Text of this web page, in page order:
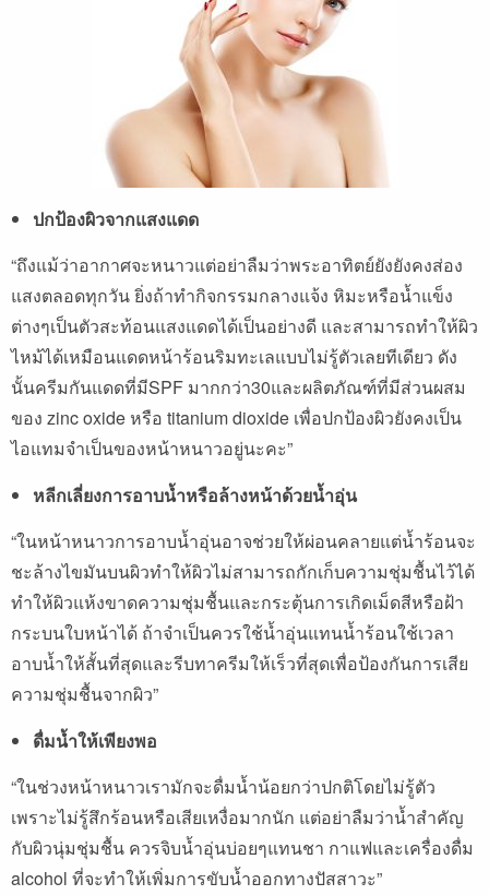
ปกป้องผิวจากแสงแดด
“ถึงแม้ว่าอากาศจะหนาวแต่อย่าลืมว่าพระอาทิตย์ยังยังคงส่อง
แสงตลอดทุกวัน ยิ่งถ้าทำกิจกรรมกลางแจ้ง หิมะหรือน้ำแข็ง
ต่างๆเป็นตัวสะท้อนแสงแดดได้เป็นอย่างดี และสามารถทำให้ผิว
ไหม้ได้เหมือนแดดหน้าร้อนริมทะเลแบบไม่รู้ตัวเลยทีเดียว ดัง
นั้นครีมกันแดดที่มีSPF มากกว่า30และผลิตภัณฑ์ที่มีส่วนผสม
ของ zinc oxide หรือ titanium dioxide เพื่อปกป้องผิวยังคงเป็น
ไอแทมจำเป็นของหน้าหนาวอยู่นะคะ”
หลีกเลี่ยงการอาบน้ำหรือล้างหน้าด้วยน้ำอุ่น
“ในหน้าหนาวการอาบน้ำอุ่นอาจช่วยให้ผ่อนคลายแต่น้ำร้อนจะ
ชะล้างไขมันบนผิวทำให้ผิวไม่สามารถกักเก็บความชุ่มชื้นไว้ได้
ทำให้ผิวแห้งขาดความชุ่มชื้นและกระตุ้นการเกิดเม็ดสีหรือฝ้า
กระบนใบหน้าได้ ถ้าจำเป็นควรใช้น้ำอุ่นแทนน้ำร้อนใช้เวลา
อาบน้ำให้สั้นที่สุดและรีบทาครีมให้เร็วที่สุดเพื่อป้องกันการเสีย
ความชุ่มชื้นจากผิว”
ดื่มน้ำให้เพียงพอ
“ในช่วงหน้าหนาวเรามักจะดื่มน้ำน้อยกว่าปกติโดยไม่รู้ตัว
เพราะไม่รู้สึกร้อนหรือเสียเหงื่อมากนัก แต่อย่าลืมว่าน้ำสำคัญ
กับผิวนุ่มชุ่มชื้น ควรจิบน้ำอุ่นบ่อยๆแทนชา กาแฟและเครื่องดื่ม
alcohol ที่จะทำให้เพิ่มการขับน้ำออกทางปัสสาวะ”